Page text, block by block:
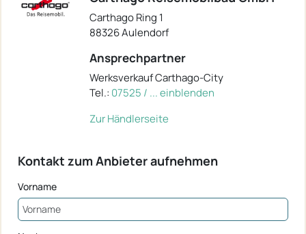
Carthago Ring 1
88326 Aulendorf
Ansprechpartner
Werksverkauf Carthago-City
Tel.: 07525 / ... einblenden
Zur Händlerseite
Kontakt zum Anbieter aufnehmen
Vorname